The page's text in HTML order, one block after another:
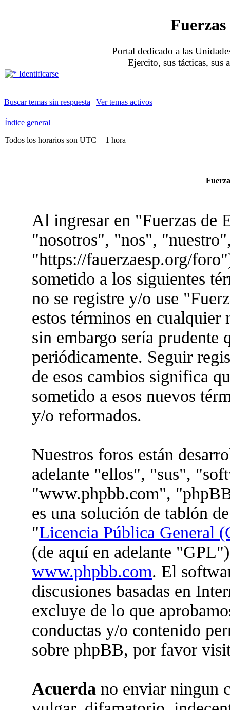
Portal dedicado a las
Ejercito, sus tácticas, sus
Identificarse
Buscar temas sin respuesta | Ver temas activos
Índice general
Todos los horarios son UTC + 1 hora
Al ingresar en "Fuerzas de
"nosotros", "nos",
"https://fauerzaesp.org/
sometido a los siguientes
no se registre y/o use
estos términos en
sin embargo sería prudente
periódicamente. Seguir
de esos cambios significa
sometido a esos nuevos
y/o reformados.
Nuestros foros están
adelante "ellos", "sus",
"www.phpbb.com",
es una solución de tablón
"Licencia Pública General
(de aquí en adelante
www.phpbb.com. El
discusiones basadas en
excluye de lo que
conductas y/o contenido
sobre phpBB, por favor
Acuerda no enviar ningun